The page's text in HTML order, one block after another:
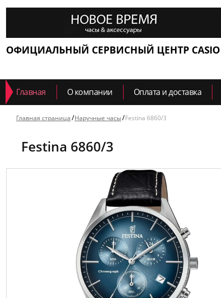
ОФИЦИАЛЬНЫЙ СЕРВИСНЫЙ ЦЕНТР CASIO
Главная О компании Оплата и доставка
Главная страница Наручные часы Festina 6860/3
Festina 6860/3